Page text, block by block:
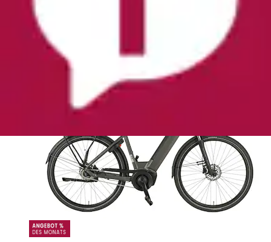
»Geniesser 3.0« 7 Gang Shimano Nexus
Schaltwerk Nabenschaltung Mittelmotor 250 W...
Prophete
Ursprünglicher PreisUVP 2.299,95 € Rabatt
900,95 €
Aktueller Preis